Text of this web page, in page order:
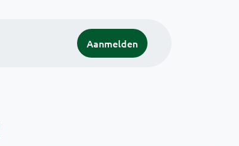
Aanmelden